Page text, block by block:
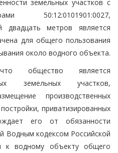
земельных участков с
50:12:0101901:0027,
двадцать метров является
для общего пользования
около водного объекта.
общество является
земельных участков,
производственных
приватизированных
его от обязанности
Водным кодексом Российской
к водному объекту общего